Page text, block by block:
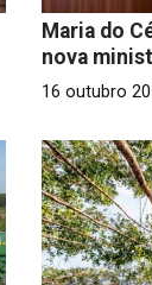
Maria do
nova
16 outubro